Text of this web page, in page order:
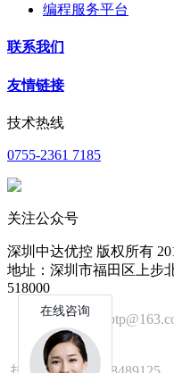
编程服务平台
联系我们
友情链接
技术热线
0755-2361 7185
关注公众号
深圳中达优控 版权所有
地址：深圳市福田区上步
518000
技术邮箱：
1392 2586 咨询